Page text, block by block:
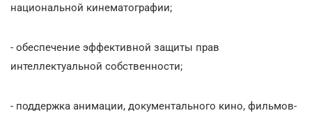
национальной кинематографии;
- обеспечение эффективной защиты прав
интеллектуальной собственности;
- поддержка анимации, документального кино, фильмов-